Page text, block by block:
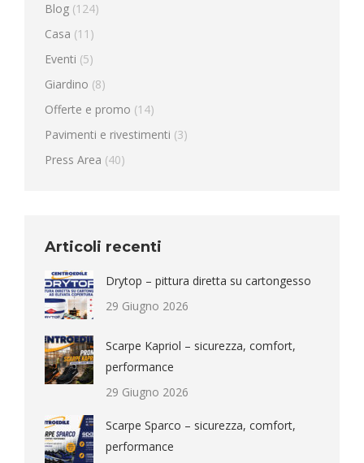
Blog (124)
Casa (11)
Eventi (5)
Giardino (8)
Offerte e promo (14)
Pavimenti e rivestimenti (3)
Press Area (40)
Articoli recenti
Drytop – pittura diretta su cartongesso
29 Giugno 2026
Scarpe Kapriol – sicurezza, comfort,
performance
29 Giugno 2026
Scarpe Sparco – sicurezza, comfort,
performance